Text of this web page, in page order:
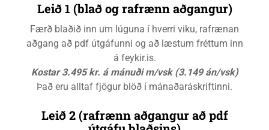
Leið 1 (blað og rafrænn aðgangur)
Færð blaðið inn um lúguna í hverri viku, rafrænan
aðgang að pdf útgáfunni og að læstum fréttum inn
á feykir.is.
Kostar 3.495 kr. á mánuði m/vsk (3.149 án/vsk)
Það eru alltaf fjögur blöð í mánaðaráskriftinni.
Leið 2 (rafrænn aðgangur að pdf